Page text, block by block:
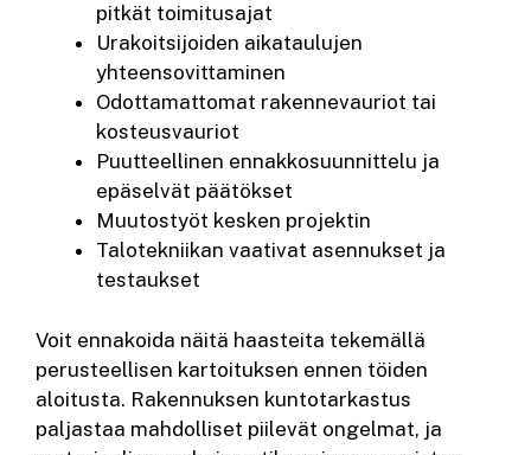
pitkät toimitusajat
Urakoitsijoiden aikataulujen
yhteensovittaminen
Odottamattomat rakennevauriot tai
kosteusvauriot
Puutteellinen ennakkosuunnittelu ja
epäselvät päätökset
Muutostyöt kesken projektin
Talotekniikan vaativat asennukset ja
testaukset
Voit ennakoida näitä haasteita tekemällä
perusteellisen kartoituksen ennen töiden
aloitusta. Rakennuksen kuntotarkastus
paljastaa mahdolliset piilevät ongelmat, ja